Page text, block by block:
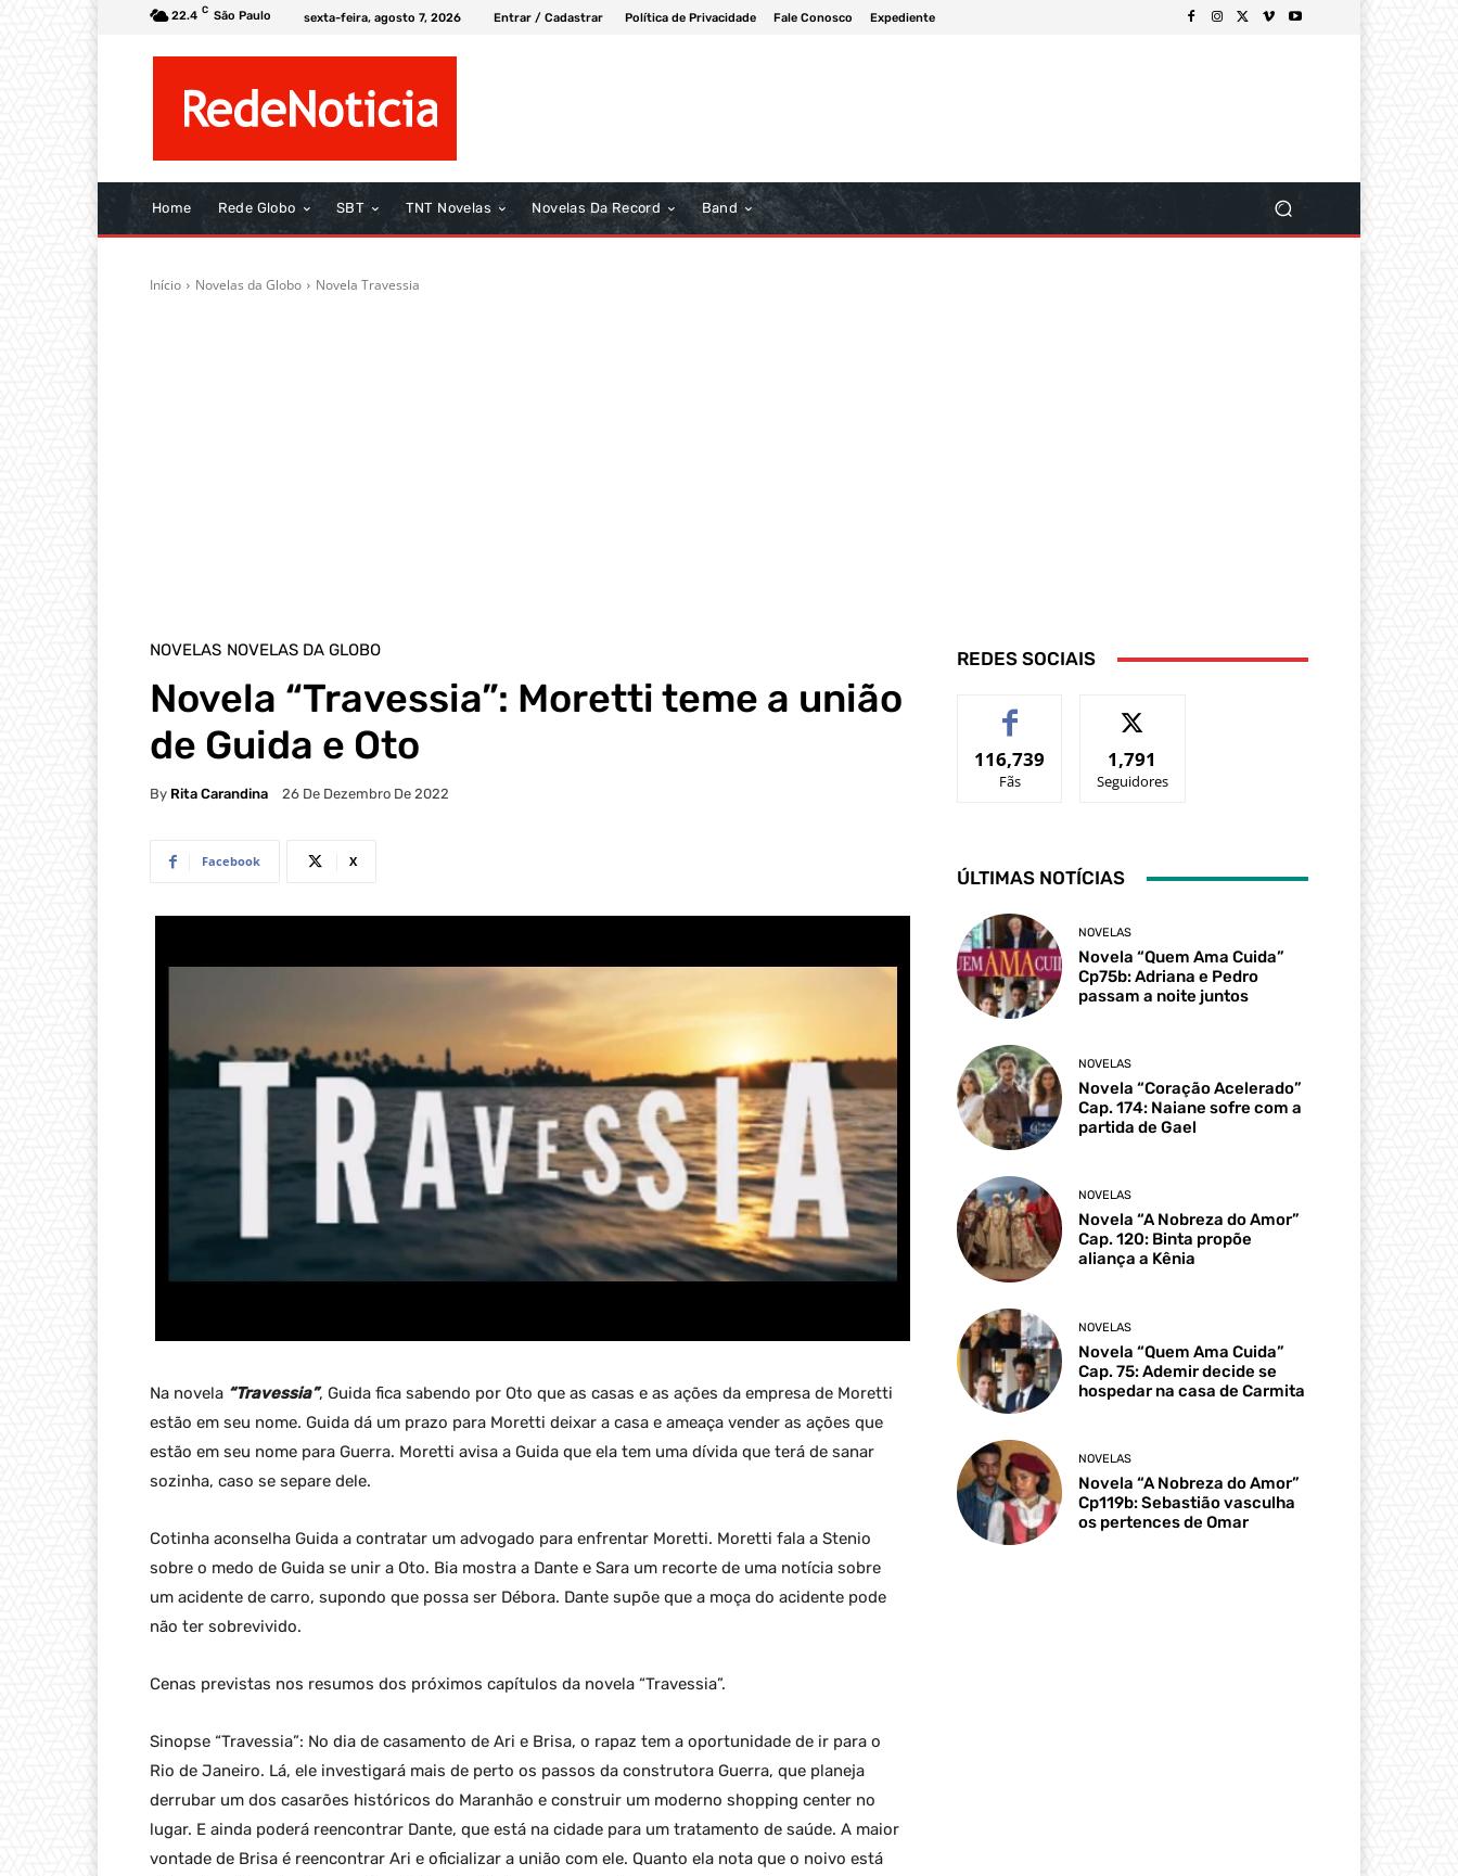
22.4 C São Paulo sexta-feira, agosto 7, 2026 Entrar / Cadastrar Política de Privacidade Fale Conosco Expediente
Home Rede Globo SBT TNT Novelas Novelas Da Record Band
Início Novelas da Globo Novela Travessia
NOVELAS NOVELAS DA GLOBO
Novela “Travessia”: Moretti teme a união
de Guida e Oto
By Rita Carandina 26 De Dezembro De 2022
Facebook X
Na novela “Travessia”, Guida fica sabendo por Oto que as casas e as ações da empresa de Moretti
estão em seu nome. Guida dá um prazo para Moretti deixar a casa e ameaça vender as ações que
estão em seu nome para Guerra. Moretti avisa a Guida que ela tem uma dívida que terá de sanar
sozinha, caso se separe dele.
Cotinha aconselha Guida a contratar um advogado para enfrentar Moretti. Moretti fala a Stenio
sobre o medo de Guida se unir a Oto. Bia mostra a Dante e Sara um recorte de uma notícia sobre
um acidente de carro, supondo que possa ser Débora. Dante supõe que a moça do acidente pode
não ter sobrevivido.
Cenas previstas nos resumos dos próximos capítulos da novela “Travessia”.
Sinopse “Travessia”: No dia de casamento de Ari e Brisa, o rapaz tem a oportunidade de ir para o
Rio de Janeiro. Lá, ele investigará mais de perto os passos da construtora Guerra, que planeja
derrubar um dos casarões históricos do Maranhão e construir um moderno shopping center no
lugar. E ainda poderá reencontrar Dante, que está na cidade para um tratamento de saúde. A maior
vontade de Brisa é reencontrar Ari e oficializar a união com ele. Quanto ela nota que o noivo está
REDES SOCIAIS
116,739
Fãs
1,791
Seguidores
ÚLTIMAS NOTÍCIAS
NOVELAS
Novela “Quem Ama Cuida”
Cp75b: Adriana e Pedro
passam a noite juntos
NOVELAS
Novela “Coração Acelerado”
Cap. 174: Naiane sofre com a
partida de Gael
NOVELAS
Novela “A Nobreza do Amor”
Cap. 120: Binta propõe
aliança a Kênia
NOVELAS
Novela “Quem Ama Cuida”
Cap. 75: Ademir decide se
hospedar na casa de Carmita
NOVELAS
Novela “A Nobreza do Amor”
Cp119b: Sebastião vasculha
os pertences de Omar